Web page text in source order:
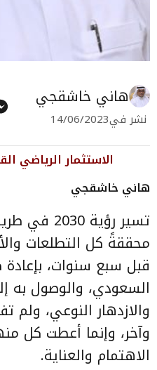
هاني خاشقجي
نشر في14/06/2023
الاستثمار الرياضي
هاني خاشقجي
تسير رؤية
محققةً كل التطلعات
قبل سبع سنوات،
السعودي، والوصول به
والازدهار النوعي، ولم
وآخر، وإنما أعطت كل
الاهتمام والعناية.